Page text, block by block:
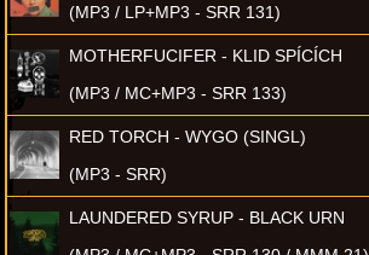
(MP3 / LP+MP3 - SRR 131)
MOTHERFUCIFER - KLID SPÍCÍCH
(MP3 / MC+MP3 - SRR 133)
RED TORCH - WYGO (SINGL)
(MP3 - SRR)
LAUNDERED SYRUP - BLACK URN